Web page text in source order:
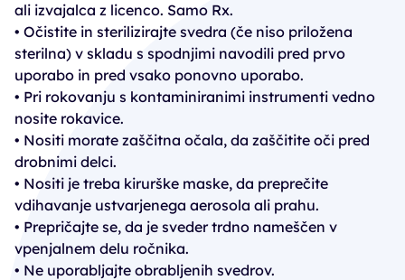
ali izvajalca z licenco. Samo Rx.
• Očistite in sterilizirajte svedra (če niso priložena
sterilna) v skladu s spodnjimi navodili pred prvo
uporabo in pred vsako ponovno uporabo.
• Pri rokovanju s kontaminiranimi instrumenti vedno
nosite rokavice.
• Nositi morate zaščitna očala, da zaščitite oči pred
drobnimi delci.
• Nositi je treba kirurške maske, da preprečite
vdihavanje ustvarjenega aerosola ali prahu.
• Prepričajte se, da je sveder trdno nameščen v
vpenjalnem delu ročnika.
• Ne uporabljajte obrabljenih svedrov.